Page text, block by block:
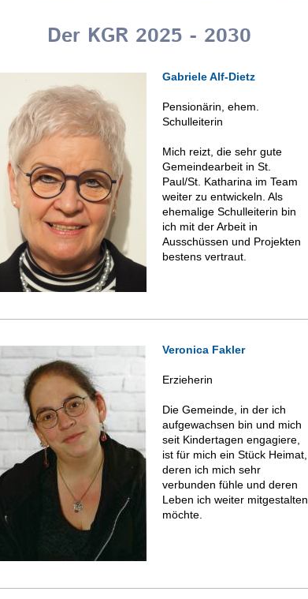
Der KGR 2025 - 2030
Gabriele Alf-Dietz
Pensionärin, ehem.
Schulleiterin
Mich reizt, die sehr gute
Gemeindearbeit in St.
Paul/St. Katharina im Team
weiter zu entwickeln. Als
ehemalige Schulleiterin bin
ich mit der Arbeit in
Ausschüssen und Projekten
bestens vertraut.
Veronica Fakler
Erzieherin
Die Gemeinde, in der ich
aufgewachsen bin und mich
seit Kindertagen engagiere,
ist für mich ein Stück Heimat,
deren ich mich sehr
verbunden fühle und deren
Leben ich weiter mitgestalten
möchte.